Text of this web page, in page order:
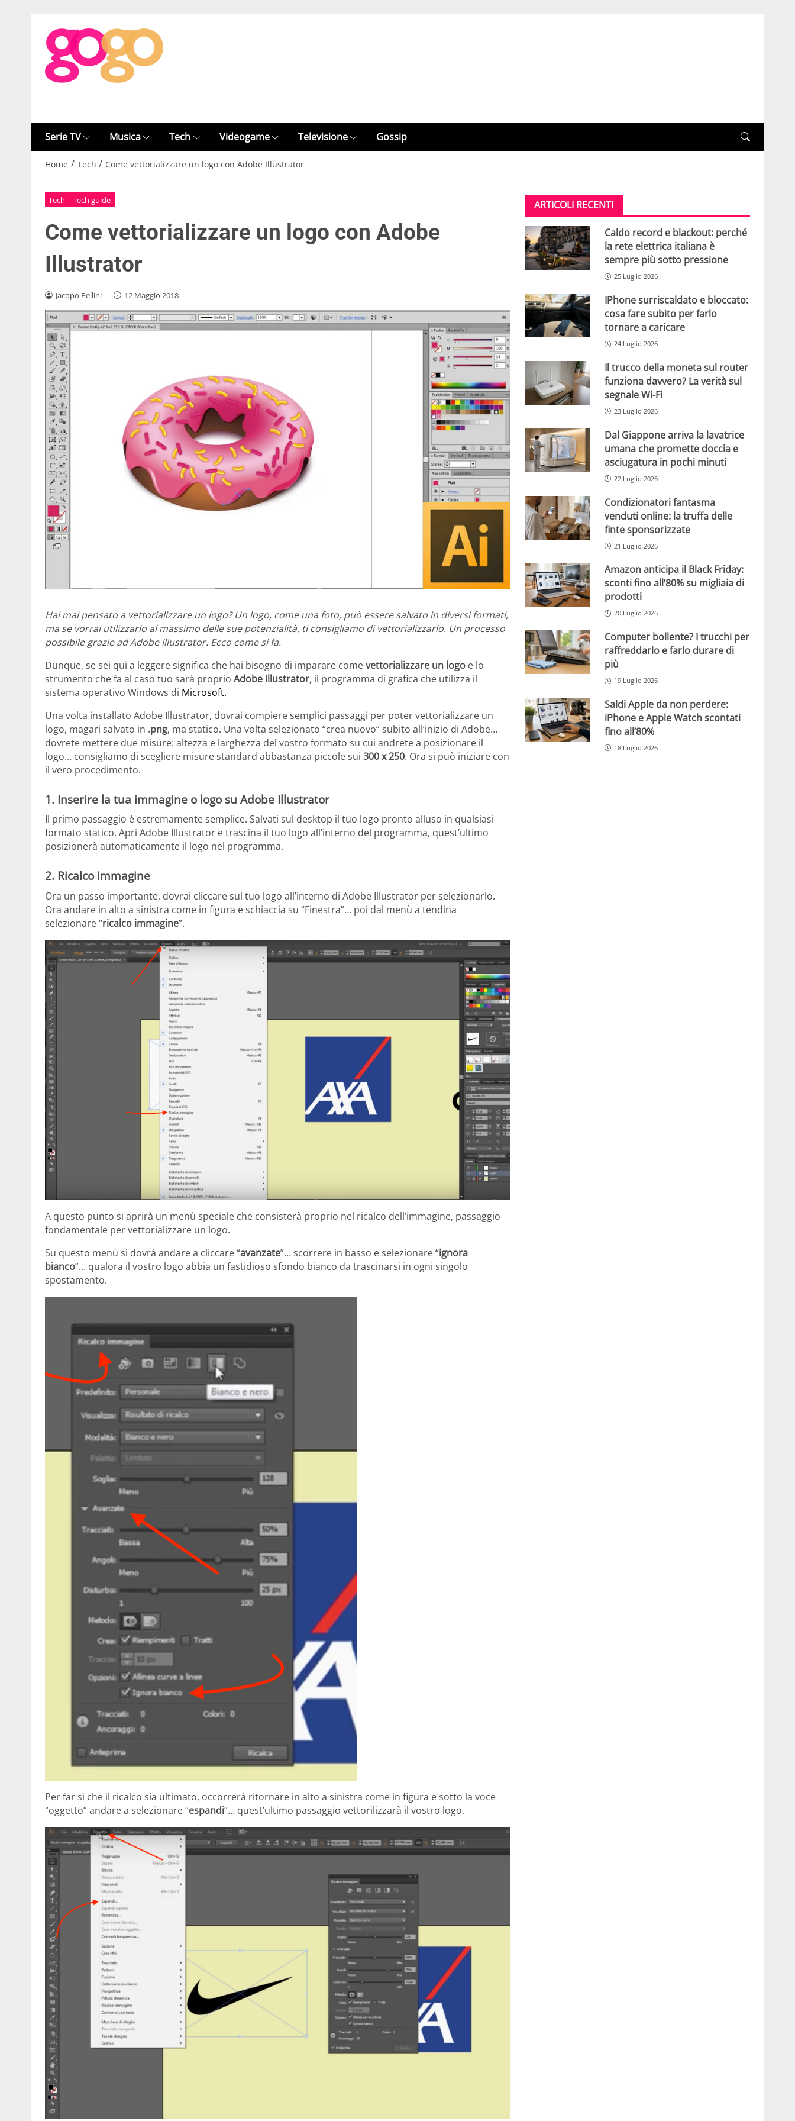
Serie TV Musica Tech Videogame Televisione Gossip
Home / Tech / Come vettorializzare un logo con Adobe Illustrator
Tech Tech guide
Come vettorializzare un logo con Adobe
Illustrator
Jacopo Pellini - 12 Maggio 2018
Hai mai pensato a vettorializzare un logo? Un logo, come una foto, può essere salvato in diversi formati,
ma se vorrai utilizzarlo al massimo delle sue potenzialità, ti consigliamo di vettorializzarlo. Un processo
possibile grazie ad Adobe Illustrator. Ecco come si fa.
Dunque, se sei qui a leggere significa che hai bisogno di imparare comevettorializzare un logo e lo
strumento che fa al caso tuo sarà proprio Adobe Illustrator, il programma di grafica che utilizza il
sistema operativo Windows di Microsoft.
Una volta installato Adobe Illustrator, dovrai compiere semplici passaggi per poter vettorializzare un
logo, magari salvato in .png, ma statico. Una volta selezionato “crea nuovo” subito all’inizio di Adobe…
dovrete mettere due misure: altezza e larghezza del vostro formato su cui andrete a posizionare il
logo… consigliamo di scegliere misure standard abbastanza piccole sui 300 x 250. Ora si può iniziare con
il vero procedimento.
1. Inserire la tua immagine o logo su Adobe Illustrator
Il primo passaggio è estremamente semplice. Salvati sul desktop il tuo logo pronto alluso in qualsiasi
formato statico. Apri Adobe Illustrator e trascina il tuo logo all’interno del programma, quest’ultimo
posizionerà automaticamente il logo nel programma.
2. Ricalco immagine
Ora un passo importante, dovrai cliccare sul tuo logo all’interno di Adobe Illustrator per selezionarlo.
Ora andare in alto a sinistra come in figura e schiaccia su “Finestra”… poi dal menù a tendina
selezionare “ricalco immagine”.
A questo punto si aprirà un menù speciale che consisterà proprio nel ricalco dell’immagine, passaggio
fondamentale per vettorializzare un logo.
Su questo menù si dovrà andare a cliccare “avanzate”… scorrere in basso e selezionare “ignora
bianco”… qualora il vostro logo abbia un fastidioso sfondo bianco da trascinarsi in ogni singolo
spostamento.
Per far sì che il ricalco sia ultimato, occorrerà ritornare in alto a sinistra come in figura e sotto la voce
“oggetto” andare a selezionare “espandi”… quest’ultimo passaggio vettorilizzarà il vostro logo.
ARTICOLI RECENTI
Caldo record e blackout: perché
la rete elettrica italiana è
sempre più sotto pressione
25 Luglio 2026
IPhone surriscaldato e bloccato:
cosa fare subito per farlo
tornare a caricare
24 Luglio 2026
Il trucco della moneta sul router
funziona davvero? La verità sul
segnale Wi-Fi
23 Luglio 2026
Dal Giappone arriva la lavatrice
umana che promette doccia e
asciugatura in pochi minuti
22 Luglio 2026
Condizionatori fantasma
venduti online: la truffa delle
finte sponsorizzate
21 Luglio 2026
Amazon anticipa il Black Friday:
sconti fino all’80% su migliaia di
prodotti
20 Luglio 2026
Computer bollente? I trucchi per
raffreddarlo e farlo durare di
più
19 Luglio 2026
Saldi Apple da non perdere:
iPhone e Apple Watch scontati
fino all’80%
18 Luglio 2026